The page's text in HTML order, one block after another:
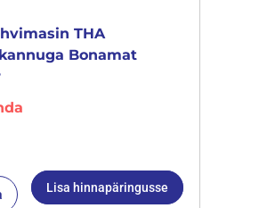
THA
Bonamat
Lisa hinnapäringusse